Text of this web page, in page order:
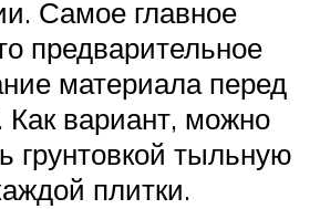
Самое главное
предварительное
материала перед
Как вариант, можно
грунтовкой тыльную
плитки.